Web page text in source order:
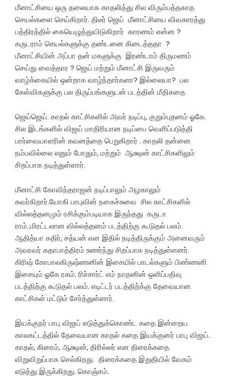
மீனாட்சியை ஒரு தலையாக காதலித்து சில விரும்பத்தகாத
செயல்களை செய்கிறார். திடீர் ஜெய் மீனாட்சியை விவகாரத்து
பத்திரத்தில் கையெழுத்துயிடுகிறார் காரணம் என்ன ?
கருடராம் செயல்களுக்கு தண்டனை கிடைத்ததா ?
மீனாட்சியின் அப்பா தன் மகளுக்கு இரண்டாம் திருமணம்
செய்து வைத்தார ? ஜெய் மற்றும் மீனாட்சி இருவரும்
வாழ்க்கையில் ஒன்றாக வாழ்ந்தார்களா? இல்லையா? பல
கேள்விகளுக்கு பல திருப்பங்களுடன் படத்தின் மீதிகதை
ஜெய்ஜெய். காதல் காட்சிகளில் அவர் நடிப்பு, குறும்புதனம் ஓகே.
சில இடங்களில் விஜய் மாதிரியான நடிப்பை வெளிப்படுத்தி
பார்வையாளரின் கவனத்தை பெறுகிறார் . காதலி தன்னை
நம்பவில்லை எனும் போதும், மற்றும் ஆக்ஷன் காட்சிகளிலும்
சிறப்பாக நடித்துள்ளார்.
மீனாட்சி கோவிந்தராஜன் நடிப்பாலும் அழகாலும்
கவர்கிறார்.யோகி பாபுவின் நகைச்சுவை சில காட்சிகளில்
வில்லத்தனமும் ரசிக்கும்படியாக இருந்தது கருடா
ராம்..மிரட்டலான வில்லத்தனம் படத்திற்கு கூடுதல் பலம்.
ஆதித்யா கதிர், சத்யன் என இதில் நடித்திருக்கும் அனைவரும்
அவரவர் கதாபாத்திரம் உணர்ந்து சிறப்பாக நடித்துள்ளனர்.
கிரிஷ் கோபாலகிருஷ்ணனின் இசையில் பாடல்களும் பிண்ணனி
இசையும் ஓகே ரகம். ரிச்சார்ட் எம் நாதனின் ஒளிப்பதிவு
படத்திற்கு கூடுதல் பலம். எடிட்டர் படத்திற்க்கு தேவையான
காட்சிகள் மட்டும் சேர்த்துள்ளார்.
இயக்குநர் பாபு விஜய் எடுத்துக்கொண்ட கதை இன்றைய
காலகட்டத்தில் தேவையான காதல் கதை இயக்குனர் பாபு விஜய்.
காதல், கிரைம், ஆக்ஷன், திரில்லர் என திரைக்கதை
விறுவிறுப்பாக செல்கிறது. திரைக்கதை இறுதியில் வேகம்
எடுத்து இருக்கிறது. கொஞ்சம்.